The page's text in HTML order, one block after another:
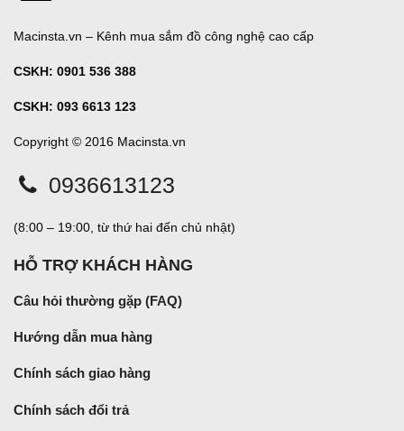
Macinsta.vn – Kênh mua sắm đồ công nghệ cao cấp
CSKH: 0901 536 388
CSKH: 093 6613 123
Copyright © 2016 Macinsta.vn
0936613123
(8:00 – 19:00, từ thứ hai đến chủ nhật)
HỖ TRỢ KHÁCH HÀNG
Câu hỏi thường gặp (FAQ)
Hướng dẫn mua hàng
Chính sách giao hàng
Chính sách đổi trả